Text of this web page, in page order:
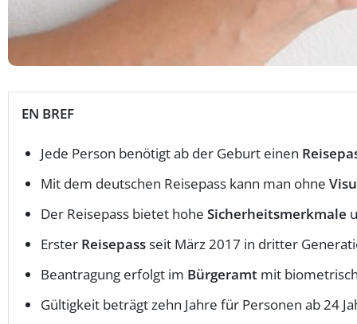
EN BREF
Jede Person benötigt ab der Geburt einen
Mit dem deutschen Reisepass kann man ohne
Der Reisepass bietet hohe Sicherheitsmerkmale
Erster Reisepassseit März 2017 in dritter
Beantragung erfolgt im Bürgeramt mit
Gültigkeit beträgt zehn Jahre für Personen ab 24